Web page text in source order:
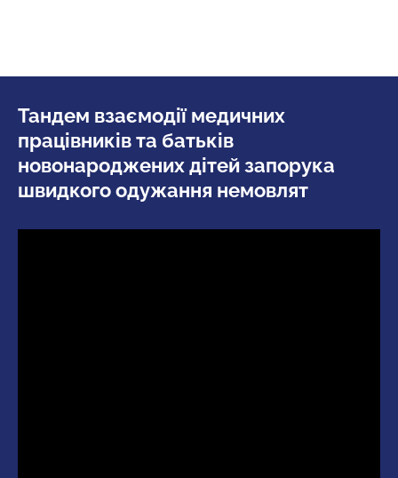
Тандем взаємодії медичних
працівників та батьків
новонароджених дітей запорука
швидкого одужання немовлят